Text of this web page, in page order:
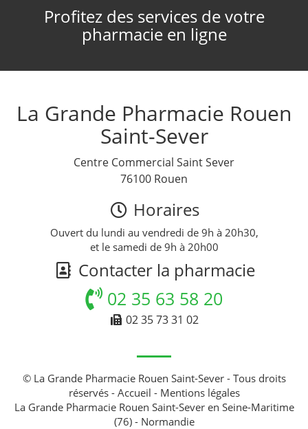
Profitez des services de votre
pharmacie en ligne
La Grande Pharmacie Rouen
Saint-Sever
Centre Commercial Saint Sever
76100 Rouen
Horaires
Ouvert du lundi au vendredi de 9h à 20h30,
et le samedi de 9h à 20h00
Contacter la pharmacie
02 35 63 58 20
02 35 73 31 02
© La Grande Pharmacie Rouen Saint-Sever - Tous droits
réservés - Accueil - Mentions légales
La Grande Pharmacie Rouen Saint-Sever en Seine-Maritime
(76) - Normandie